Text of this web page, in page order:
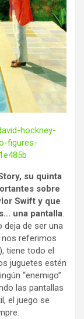
hockney-
figures-
su quinta
sobre
Swift y que
una pantalla.
deja de ser una
nos referimos
tiene todo el
juguetes estén
“enemigo”
las pantallas
el juego se